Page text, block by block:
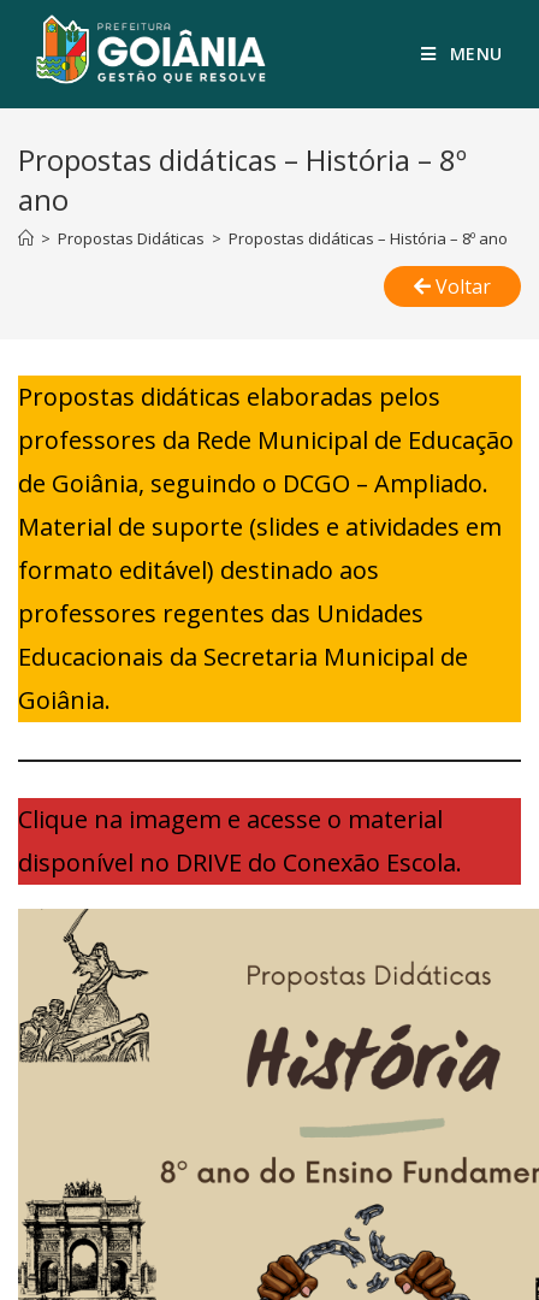
MENU
Propostas didáticas – História – 8º
ano
> Propostas Didáticas > Propostas didáticas – História – 8º ano
Voltar
Propostas didáticas elaboradas pelos
professores da Rede Municipal de Educação
de Goiânia, seguindo o DCGO – Ampliado.
Material de suporte (slides e atividades em
formato editável) destinado aos
professores regentes das Unidades
Educacionais da Secretaria Municipal de
Goiânia.
Clique na imagem e acesse o material
disponível no DRIVE do Conexão Escola.